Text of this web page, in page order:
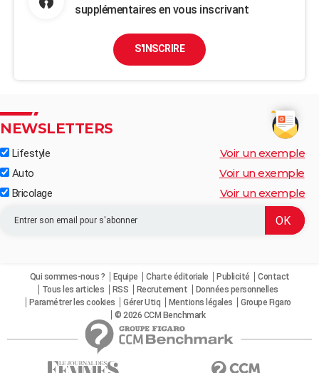
supplémentaires en vous inscrivant
S'INSCRIRE
NEWSLETTERS
Lifestyle Voir un exemple
Auto Voir un exemple
Bricolage Voir un exemple
Qui sommes-nous ? Equipe Charte éditoriale Publicité
Contact
Tous les articles
RSS Recrutement
Données personnelles
Paramétrer les cookies
Gérer Utiq Mentions légales
Groupe Figaro
© 2026 CCM Benchmark